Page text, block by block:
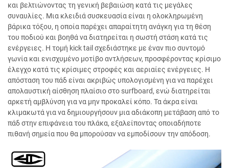
και βελτιώνοντας τη γενική βεβαιώση κατά τις μεγάλες
συναυλίες. Μια κλειδιά συσκευασία είναι η ολοκληρωμένη
βάρικα τόξου, η οποία παρέχει απαραίτητη ανάγκη για τη θέση
του ποδιού και βοηθά να διατηρείται η σωστή στάση κατά τις
ενέργειες. Η τομή kick tail σχεδιάστηκε με έναν πιο συντομό
γωνία και ενισχυμένο μοτίβο αντλήσεων, προσφέροντας κρίσιμο
έλεγχο κατά τις κρίσιμες στροφές και αεριαίες ενέργειες. Η
απόσταση του πάδ είναι ακριβώς υπολογισμένη για να παρέχει
απολαυστική αίσθηση πλαίσιο στο surfboard, ενώ διατηρείται
αρκετή αμβλύνση για να μην προκαλεί κόπο. Τα άκρα είναι
κλιμακωτά για να δημιουργήσουν μια αδιάκοπη μετάβαση από το
πάδ στην επιφάνεια του πλάκα, εξαλείποντας οποιαδήποτε
πιθανή σημεία που θα μπορούσαν να εμποδίσουν την απόδοση.